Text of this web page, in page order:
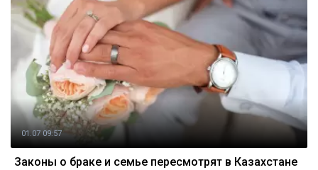
01.07 09:57
Законы о браке и семье пересмотрят в Казахстане